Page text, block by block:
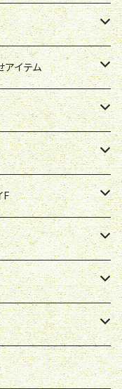
アイテム
まかせ]
イナーおまかせ]
せ]
F